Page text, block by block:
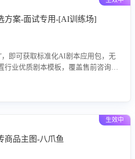
方案-面试专用-[AI训练场]
，即可获取标准化AI剧本应用包，无
行业优质剧本模板，覆盖售前咨询、
杂部署流程，节省90%的初始化时
客服训练
生效中
商品主图-八爪鱼